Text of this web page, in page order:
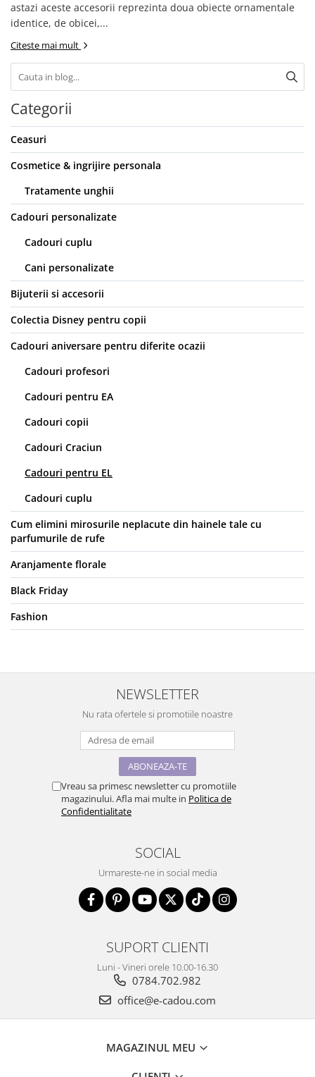
astazi aceste accesorii reprezinta doua obiecte ornamentale
identice, de obicei,...
Citeste mai mult
Categorii
Ceasuri
Cosmetice & ingrijire personala
Tratamente unghii
Cadouri personalizate
Cadouri cuplu
Cani personalizate
Bijuterii si accesorii
Colectia Disney pentru copii
Cadouri aniversare pentru diferite ocazii
Cadouri profesori
Cadouri pentru EA
Cadouri copii
Cadouri Craciun
Cadouri pentru EL
Cadouri cuplu
Cum elimini mirosurile neplacute din hainele tale cu
parfumurile de rufe
Aranjamente florale
Black Friday
Fashion
NEWSLETTER
Nu rata ofertele si promotiile noastre
Vreau sa primesc newsletter cu promotiile
magazinului. Afla mai multe in Politica de
Confidentialitate
SOCIAL
Urmareste-ne in social media
SUPORT CLIENTI
Luni - Vineri orele 10.00-16.30
0784.702.982
office@e-cadou.com
MAGAZINUL MEU